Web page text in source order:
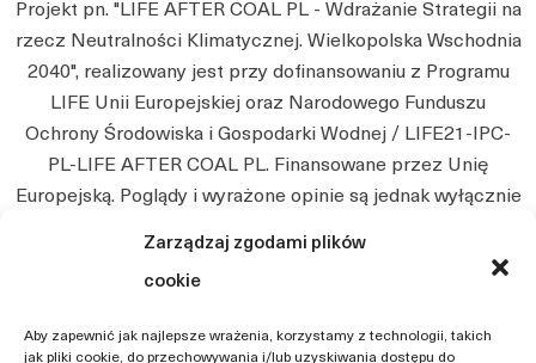
Zarządzaj zgodami plików
cookie
Aby zapewnić jak najlepsze wrażenia, korzystamy z technologii, takich
jak pliki cookie, do przechowywania i/lub uzyskiwania dostępu do
Projekt pn. "LIFE AFTER COAL PL - Wdrażanie Strategii na
rzecz Neutralności Klimatycznej. Wielkopolska Wschodnia
2040", realizowany jest przy dofinansowaniu z Programu
LIFE Unii Europejskiej oraz Narodowego Funduszu
Ochrony Środowiska i Gospodarki Wodnej / LIFE21-IPC-
PL-LIFE AFTER COAL PL. Finansowane przez Unię
Europejską. Poglądy i wyrażone opinie są jednak wyłącznie
Unii Europejskiej. Ani Unia Europejska, ani instytucja
przyznająca nie będą ponosić jakiejkolwiek